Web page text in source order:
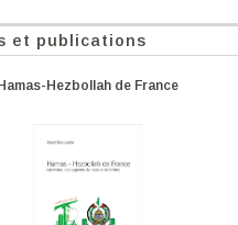
et publications
Hamas-Hezbollah de France